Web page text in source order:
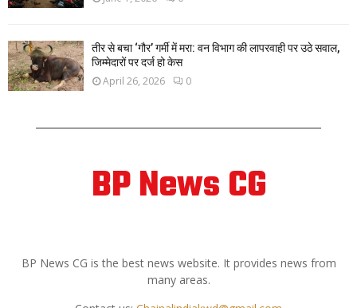
तीर से बचा ‘गौर’ गर्मी में मरा: वन विभाग की लापरवाही पर उठे सवाल,
जिम्मेदारों पर दर्ज हो केस
April 26, 2026 0
BP News CG
BP News CG is the best news website. It provides news from
many areas.